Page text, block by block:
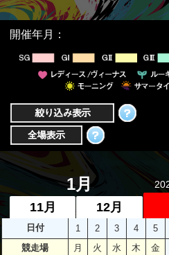
開催年月：
1月
11月 12月
日付 1 2 3 4 5
競走場
月 火 水 木 金